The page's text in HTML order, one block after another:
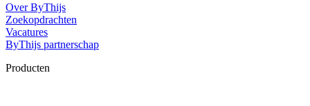
Over ByThijs
Zoekopdrachten
Vacatures
ByThijs partnerschap
Producten